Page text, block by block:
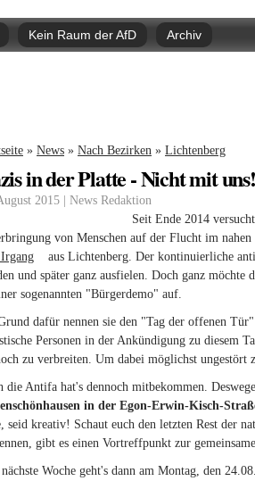
zum
Inhalt
Kein Raum der AfD Archiv
sind hier
» News » Nach Bezirken » Lichtenberg
in der Platte - Nicht mit uns!
2015 | News Redaktion
Seit Ende 2014
von Menschen auf der Flucht im
Irgang (link is external)
aus Lichtenberg. Der kontinuierliche
und später ganz ausfielen. Doch ganz möchte
sogenannten "Bürgerdemo" auf.
dafür nennen sie den "Tag der offenen
Personen in der Ankündigung zu diesem
zu verbreiten. Um dabei möglichst
die Antifa hat's dennoch mitbekommen.
in der Egon-Erwin-Kisch-
seid kreativ! Schaut euch den letzten Rest der
gibt es einen Vortreffpunkt zur
Woche geht's dann am Montag, den